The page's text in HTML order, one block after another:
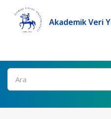
Akademik Veri
Ara